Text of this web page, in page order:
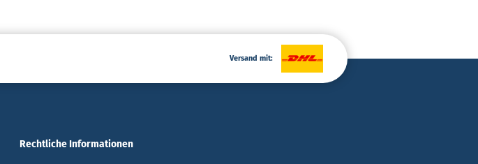
Versand mit:
Rechtliche Informationen